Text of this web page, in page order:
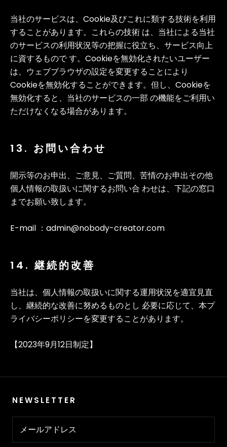
当社のサービスは、Cookie及びこれに類する技術を利用
することがあります。これらの技術 は、当社による当社
のサービスの利用状況等の把握に役立ち、サービス向上
に資するもので す。Cookieを無効化されたいユーザー
は、ウェブブラウザの設定を変更することにより
Cookieを無効化することができます。但し、Cookieを
無効化すると、当社のサービスの一部 の機能をご利用い
ただけなくなる場合があります。
13. お問い合わせ
開示等のお申出、ご意見、ご質問、苦情のお申出その他
個人情報の取扱いに関するお問い合 わせは、下記の窓口
までお願い致します。
E-mail ：admin@nobody-creator.com
14. 継続的改善
当社は、個人情報の取扱いに関する運用状況を適宜見直
し、継続的な改善に努めるものとし 必要に応じて、本プ
ライバシーポリシーを変更することがあります。
【2023年9月12日制定】
NEWSLETTER